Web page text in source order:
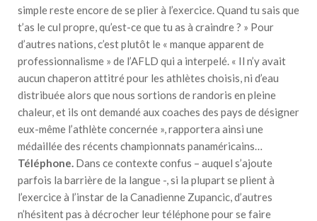
simple reste encore de se plier à l’exercice. Quand tu sais que
t’as le cul propre, qu’est-ce que tu as à craindre ? » Pour
d’autres nations, c’est plutôt le « manque apparent de
professionnalisme » de l’AFLD qui a interpelé. « Il n’y avait
aucun chaperon attitré pour les athlètes choisis, ni d’eau
distribuée alors que nous sortions de randoris en pleine
chaleur, et ils ont demandé aux coaches des pays de désigner
eux-même l’athlète concernée », rapportera ainsi une
médaillée des récents championnats panaméricains…
Téléphone. Dans ce contexte confus – auquel s’ajoute
parfois la barrière de la langue -, si la plupart se plient à
l’exercice à l’instar de la Canadienne Zupancic, d’autres
n’hésitent pas à décrocher leur téléphone pour se faire